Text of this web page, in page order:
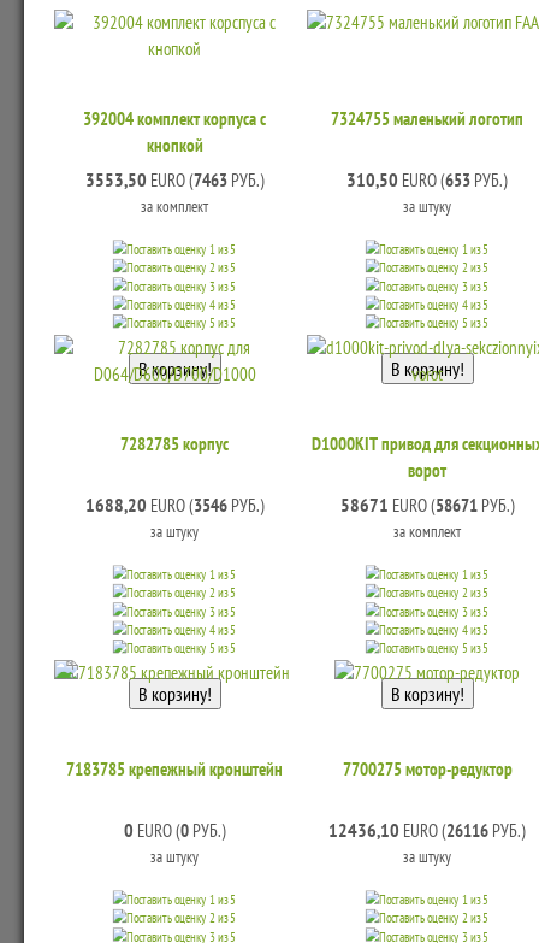
392004 комплект корпуса с
кнопкой
3553,50 EURO (7463РУБ.)
за комплект
7324755 маленький логотип
310,50 EURO (653 РУБ.)
за штуку
7282785 корпус
1688,20 EURO (3546РУБ.)
за штуку
D1000KIT привод для
ворот
58671 EURO (58671РУБ.)
за комплект
7183785 крепежный кронштейн
0 EURO (0РУБ.)
за штуку
7700275 мотор-редуктор
12436,10 EURO (26116 РУБ.)
за штуку